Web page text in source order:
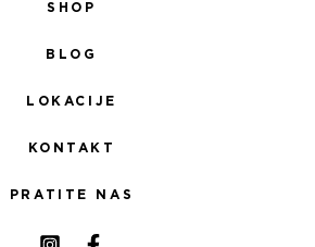
SHOP
BLOG
LOKACIJE
KONTAKT
PRATITE NAS